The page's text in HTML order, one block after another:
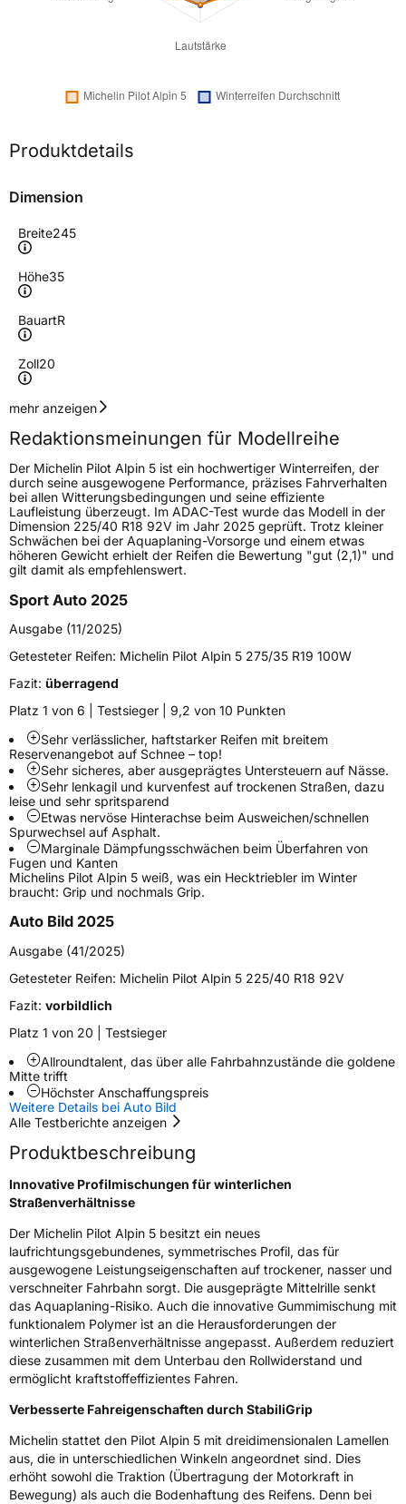
Produktdetails
Dimension
Breite245
Höhe35
BauartR
Zoll20
Geschwindigkeitsindex
Höchstgeschwindigkeit
240 km/h
Lastindex95
Höchstlast690 kg
Gewicht (in kg)11,1 kg
FahrzeugtypPKW
VerwendungWinterreifen
Modellname
Pilot Alpin 5
FahrzeugartPKW & SUV
Weitere Eigenschaften
SchlauchtypTL
ZustandNeureifen
M+SJa
FelgenschutzFSL
EU Label
EffizienzD
Nasshaftung C
Rollgeräusch (Klasse)B
FahrzeugklasseC1
3PMSF / Schneeflockensymbol / Alpine-Symbol Ja
EisgripNein
EPREL ID409016
Allgemeine Produktsicherheit (GPSR)
HerstellerkontaktMANUFACTURE FRANCAISE DES
PNEUMATIQUES MICHELIN, place des
Carmes-Déchaux 23 63000 Clermont-
mehr anzeigen
Redaktionsmeinungen für Modellreihe
Der Michelin Pilot Alpin 5 ist ein hochwertiger Winterreifen, der
durch seine ausgewogene Performance, präzises Fahrverhalten
bei allen Witterungsbedingungen und seine effiziente
Laufleistung überzeugt. Im ADAC-Test wurde das Modell in der
Dimension 225/40 R18 92V im Jahr 2025 geprüft. Trotz kleiner
Schwächen bei der Aquaplaning-Vorsorge und einem etwas
höheren Gewicht erhielt der Reifen die Bewertung "gut (2,1)" und
gilt damit als empfehlenswert.
Sport Auto 2025
Ausgabe (11/2025)
Getesteter Reifen: Michelin Pilot Alpin 5 275/35 R19 100W
Fazit: überragend
Platz 1 von 6 | Testsieger | 9,2 von 10 Punkten
Sehr verlässlicher, haftstarker Reifen mit breitem
Reservenangebot auf Schnee – top!
Sehr sicheres, aber ausgeprägtes Untersteuern auf Nässe.
Sehr lenkagil und kurvenfest auf trockenen Straßen, dazu
leise und sehr spritsparend
Etwas nervöse Hinterachse beim Ausweichen/schnellen
Spurwechsel auf Asphalt.
Marginale Dämpfungsschwächen beim Überfahren von
Fugen und Kanten
Michelins Pilot Alpin 5 weiß, was ein Hecktriebler im Winter
braucht: Grip und nochmals Grip.
Auto Bild 2025
Ausgabe (41/2025)
Getesteter Reifen: Michelin Pilot Alpin 5 225/40 R18 92V
Fazit: vorbildlich
Platz 1 von 20 | Testsieger
Allroundtalent, das über alle Fahrbahnzustände die goldene
Mitte trifft
Höchster Anschaffungspreis
Weitere Details bei Auto Bild
Alle Testberichte anzeigen
Produktbeschreibung
Innovative Profilmischungen für winterlichen
Straßenverhältnisse
Der Michelin Pilot Alpin 5 besitzt ein neues
laufrichtungsgebundenes, symmetrisches Profil, das für
ausgewogene Leistungseigenschaften auf trockener, nasser und
verschneiter Fahrbahn sorgt. Die ausgeprägte Mittelrille senkt
das Aquaplaning-Risiko. Auch die innovative Gummimischung mit
funktionalem Polymer ist an die Herausforderungen der
winterlichen Straßenverhältnisse angepasst. Außerdem reduziert
diese zusammen mit dem Unterbau den Rollwiderstand und
ermöglicht kraftstoffeffizientes Fahren.
Verbesserte Fahreigenschaften durch StabiliGrip
Michelin stattet den Pilot Alpin 5 mit dreidimensionalen Lamellen
aus, die in unterschiedlichen Winkeln angeordnet sind. Dies
erhöht sowohl die Traktion (Übertragung der Motorkraft in
Bewegung) als auch die Bodenhaftung des Reifens. Denn bei